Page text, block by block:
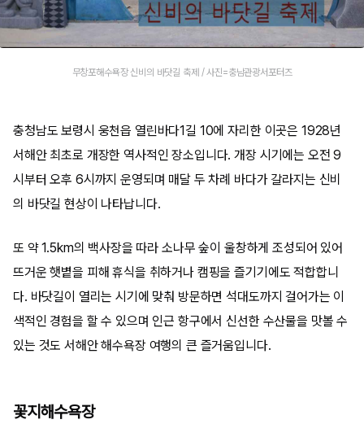
무창포해수욕장 신비의 바닷길 축제 / 사진=충남관광서포터즈
충청남도 보령시 웅천읍 열린바다1길 10에 자리한 이곳은 1928년
서해안 최초로 개장한 역사적인 장소입니다. 개장 시기에는 오전 9
시부터 오후 6시까지 운영되며 매달 두 차례 바다가 갈라지는 신비
의 바닷길 현상이 나타납니다.
또 약 1.5km의 백사장을 따라 소나무 숲이 울창하게 조성되어 있어
뜨거운 햇볕을 피해 휴식을 취하거나 캠핑을 즐기기에도 적합합니
다. 바닷길이 열리는 시기에 맞춰 방문하면 석대도까지 걸어가는 이
색적인 경험을 할 수 있으며 인근 항구에서 신선한 수산물을 맛볼 수
있는 것도 서해안 해수욕장 여행의 큰 즐거움입니다.
꽃지해수욕장